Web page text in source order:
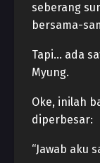
seberang
bersama-
Tapi… ada
Myung.
Oke, inilah
diperbesar:
“Jawab aku